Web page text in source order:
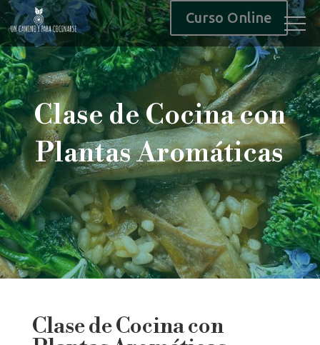
Curso Online
Clase de Cocina con
Plantas Aromáticas
Clase de Cocina con